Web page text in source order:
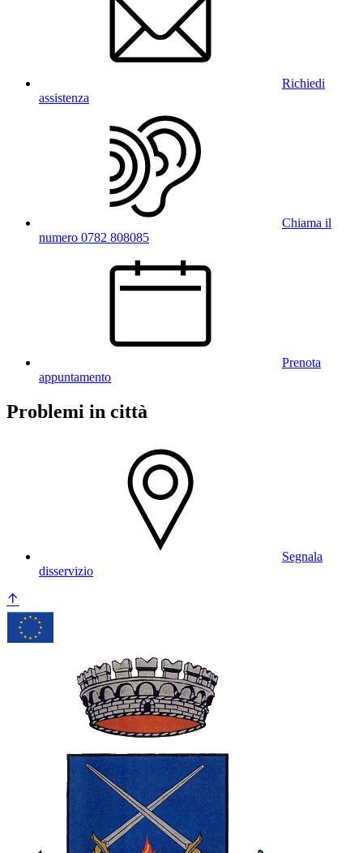
Richiedi
assistenza
Chiama il
numero 0782 808085
Prenota
appuntamento
Problemi in città
Segnala
disservizio